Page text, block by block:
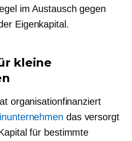
im Austausch gegen
Eigenkapital.
kleine
organisationfinanziert
das versorgt
für bestimmte